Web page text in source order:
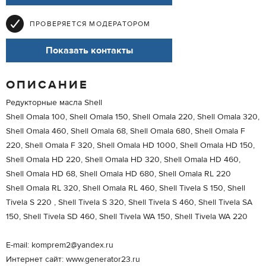
ПРОВЕРЯЕТСЯ МОДЕРАТОРОМ
Показать контакты
ОПИСАНИЕ
Редукторные масла Shell
Shell Omala 100, Shell Omala 150, Shell Omala 220, Shell Omala 320,
Shell Omala 460, Shell Omala 68, Shell Omala 680, Shell Omala F
220, Shell Omala F 320, Shell Omala HD 1000, Shell Omala HD 150,
Shell Omala HD 220, Shell Omala HD 320, Shell Omala HD 460,
Shell Omala HD 68, Shell Omala HD 680, Shell Omala RL 220
Shell Omala RL 320, Shell Omala RL 460, Shell Tivela S 150, Shell
Tivela S 220 , Shell Tivela S 320, Shell Tivela S 460, Shell Tivela SA
150, Shell Tivela SD 460, Shell Tivela WA 150, Shell Tivela WA 220
E-mail: komprem2@yandex.ru
Интернет сайт: www.generator23.ru